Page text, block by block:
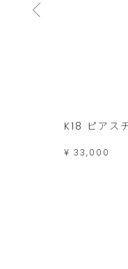
K18 ピアス
¥ 33,000